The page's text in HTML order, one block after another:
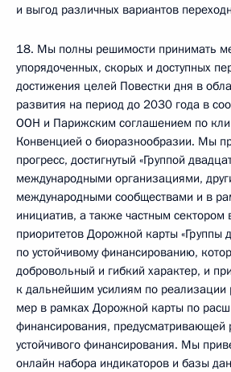
и выгод различных вариантов
18. Мы полны решимости принимать
упорядоченных, скорых и доступных
достижения целей Повестки дня в
развития на период до 2030 года в
ООН и Парижским соглашением по
Конвенцией о биоразнообразии. Мы
прогресс, достигнутый «Группой
международными организациями,
международными сообществами и в
инициатив, а также частным сектором
приоритетов Дорожной карты «Группы
по устойчивому финансированию,
добровольный и гибкий характер, и
к дальнейшим усилиям по
мер в рамках Дорожной карты по
финансирования, предусматривающей
устойчивого финансирования. Мы
онлайн набора индикаторов и базы